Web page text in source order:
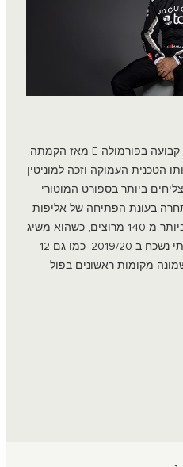
אנטוניו פליקס דה קוסטה, דמות קבועה בפורמולה E מאז הקמתה,
הטכנית העמוקה וזכה למוניטין
ביותר בספורט המוטורי
הפורטוגלי בן ה-34 התחרה בעונת הפתיחה של אליפות
החשמל ב-2014 ומאז השתתף ביותר מ-140 מרוצים, כשהוא משיג
תואר אליפות העולם לנהגים בלתי נשכח ב-2019/20, כמו גם 12
ושמונה מקומות ראשונים בפול